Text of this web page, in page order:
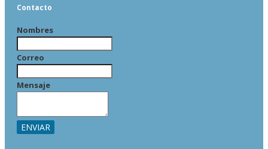
Contacto
Nombres
Correo
Mensaje